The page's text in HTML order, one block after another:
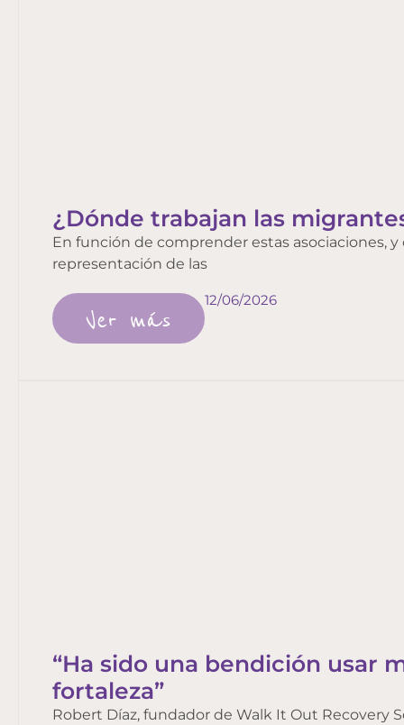
¿Dónde trabajan las
En función de comprender estas asociaciones,
representación de las
Ver más
12/06/2026
“Ha sido una bendición usar
fortaleza”
Robert Díaz, fundador de Walk It Out Recovery